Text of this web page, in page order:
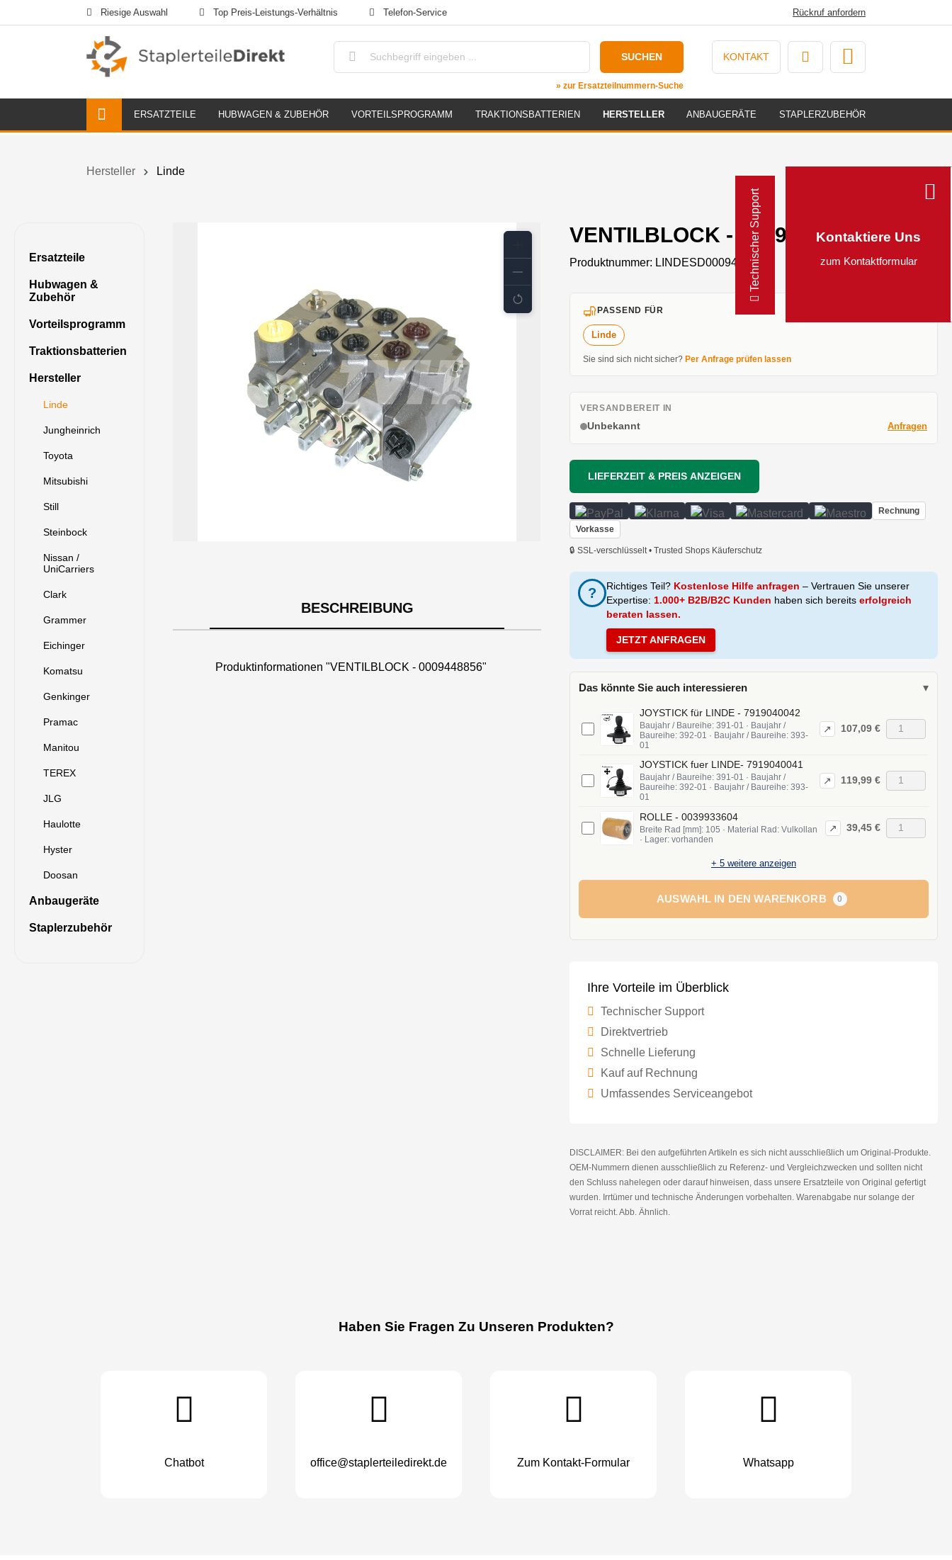
Riesige Auswahl Top Preis-Leistungs-Verhältnis Telefon-Service Rückruf anfordern
Technischer Support Kontaktiere Uns
zum Kontaktformular
SUCHEN
» zur Ersatzteilnummern-Suche
KONTAKT
ERSATZTEILE HUBWAGEN & ZUBEHÖR VORTEILSPROGRAMM TRAKTIONSBATTERIEN HERSTELLER ANBAUGERÄTE STAPLERZUBEHÖR
Hersteller Linde
Ersatzteile
Hubwagen &
Zubehör
Vorteilsprogramm
Traktionsbatterien
Hersteller
Linde
Jungheinrich
Toyota
Mitsubishi
Still
Steinbock
Nissan /
UniCarriers
Clark
Grammer
Eichinger
Komatsu
Genkinger
Pramac
Manitou
TEREX
JLG
Haulotte
Hyster
Doosan
Anbaugeräte
Staplerzubehör
BESCHREIBUNG
Produktinformationen "VENTILBLOCK - 0009448856"
VENTILBLOCK - 0009448856
Produktnummer: LINDESD0009448856
PASSEND FÜR
Linde
Sie sind sich nicht sicher? Per Anfrage prüfen lassen
VERSANDBEREIT IN
Unbekannt Anfragen
LIEFERZEIT & PREIS ANZEIGEN
Rechnung
Vorkasse
🔒 SSL-verschlüsselt • Trusted Shops Käuferschutz
? Richtiges Teil? Kostenlose Hilfe anfragen – Vertrauen Sie unserer
Expertise: 1.000+ B2B/B2C Kunden haben sich bereits erfolgreich
beraten lassen.
JETZT ANFRAGEN
Das könnte Sie auch interessieren ▾
JOYSTICK für LINDE - 7919040042
Baujahr / Baureihe: 391-01 · Baujahr /
Baureihe: 392-01 · Baujahr / Baureihe: 393-
01
↗ 107,09 €
JOYSTICK fuer LINDE- 7919040041
Baujahr / Baureihe: 391-01 · Baujahr /
Baureihe: 392-01 · Baujahr / Baureihe: 393-
01
↗ 119,99 €
ROLLE - 0039933604
Breite Rad [mm]: 105 · Material Rad: Vulkollan
· Lager: vorhanden
↗ 39,45 €
+ 5 weitere anzeigen
AUSWAHL IN DEN WARENKORB 0
Ihre Vorteile im Überblick
Technischer Support
Direktvertrieb
Schnelle Lieferung
Kauf auf Rechnung
Umfassendes Serviceangebot
DISCLAIMER: Bei den aufgeführten Artikeln es sich nicht ausschließlich um Original-Produkte.
OEM-Nummern dienen ausschließlich zu Referenz- und Vergleichzwecken und sollten nicht
den Schluss nahelegen oder darauf hinweisen, dass unsere Ersatzteile von Original gefertigt
wurden. Irrtümer und technische Änderungen vorbehalten. Warenabgabe nur solange der
Vorrat reicht. Abb. Ähnlich.
Haben Sie Fragen Zu Unseren Produkten?
Chatbot office@staplerteiledirekt.de Zum Kontakt-Formular Whatsapp